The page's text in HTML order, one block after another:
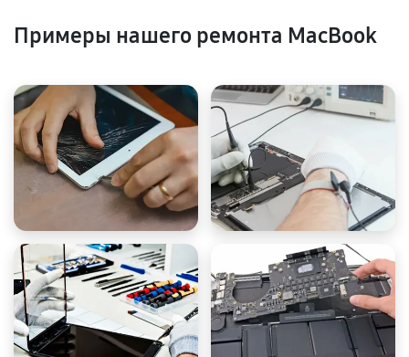
Примеры нашего ремонта MacBook